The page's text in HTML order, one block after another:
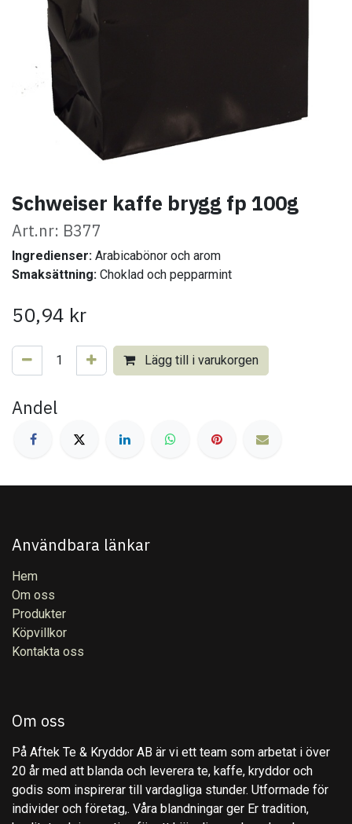
Schweiser kaffe brygg fp 100g
Art.nr: B377
Ingredienser: Arabicabönor och arom
Smaksättning: Choklad och pepparmint
50,94 kr
Lägg till i varukorgen
Andel
Användbara länkar
Hem
Om oss
Produkter
Köpvillkor
Kontakta oss
Om oss
På Aftek Te & Kryddor AB är vi ett team som arbetat i över
20 år med att blanda och leverera te, kaffe, kryddor och
godis som inspirerar till vardagliga stunder. Utformade för
individer och företag,. Våra blandningar ger Er tradition,